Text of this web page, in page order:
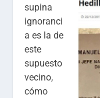
supina
ignoranci
a es la de
este
supuesto
vecino,
cómo